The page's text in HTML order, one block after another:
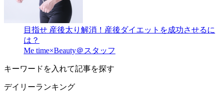
目指せ 産後太り解消！産後ダイエットを成功させるに
は？
Me time×Beauty＠スタッフ
キーワードを入れて記事を探す
デイリーランキング